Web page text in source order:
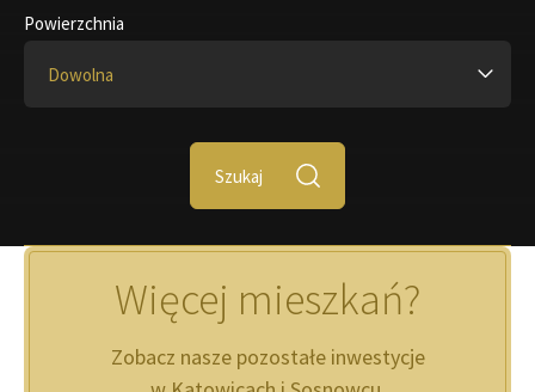
Powierzchnia
Dowolna
Szukaj
Więcej mieszkań?
Zobacz nasze pozostałe inwestycje